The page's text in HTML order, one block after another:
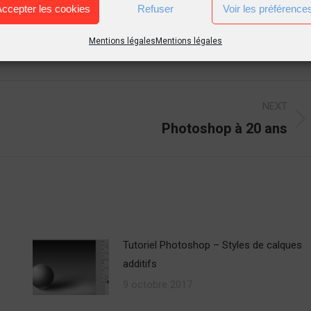
les cookies Refuser Voir les
Mentions légales Mentions légales
Photoshop à 20 ans
Tutoriel Photoshop – Styles de calques
additifs